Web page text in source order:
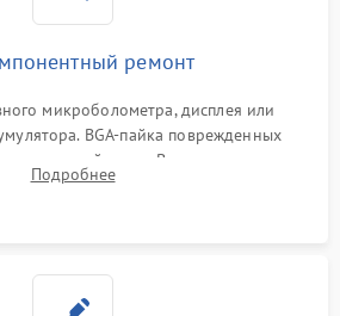
ремонт
микроболометра, дисплея или
BGA-пайка поврежденных
плате. Восстановление
замена поврежденных элементов
Подробнее